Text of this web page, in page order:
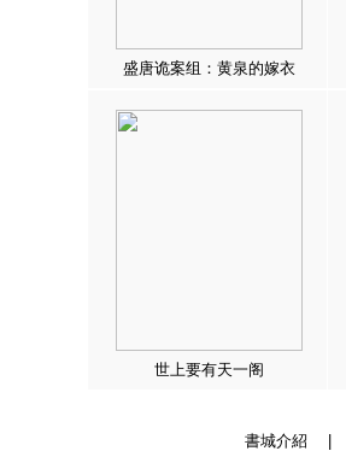
盛唐诡案组：黄泉的嫁衣
世上要有天一阁
書城介紹